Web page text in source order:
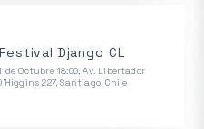
Festival Django CL
de Octubre 18:00, Av. Libertador
227, Santiago, Chile